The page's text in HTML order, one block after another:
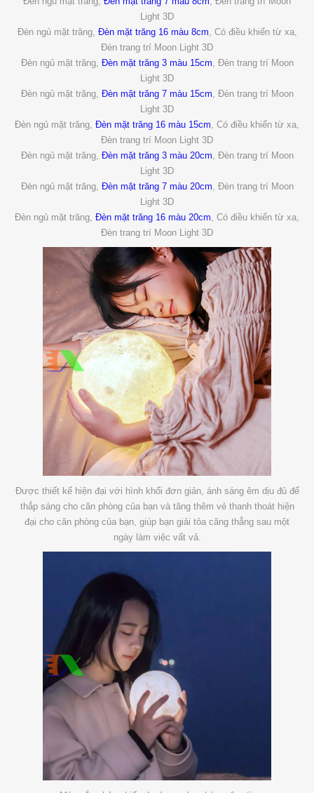
Light 3D
Đèn ngủ mặt trăng, Đèn mặt trăng 16 màu 8cm , Có điều khiển từ xa,
Đèn trang trí Moon Light 3D
Đèn ngủ mặt trăng, Đèn mặt trăng 3 màu 15cm , Đèn trang trí Moon
Light 3D
Đèn ngủ mặt trăng, Đèn mặt trăng 7 màu 15cm , Đèn trang trí Moon
Light 3D
Đèn ngủ mặt trăng, Đèn mặt trăng 16 màu 15cm , Có điều khiển từ xa,
Đèn trang trí Moon Light 3D
Đèn ngủ mặt trăng, Đèn mặt trăng 3 màu 20cm , Đèn trang trí Moon
Light 3D
Đèn ngủ mặt trăng, Đèn mặt trăng 7 màu 20cm , Đèn trang trí Moon
Light 3D
Đèn ngủ mặt trăng, Đèn mặt trăng 16 màu 20cm , Có điều khiển từ xa,
Đèn trang trí Moon Light 3D
Được thiết kế hiện đại với hình khối đơn giản, ánh sáng êm dịu đủ để
thắp sáng cho căn phòng của bạn và tăng thêm vẻ thanh thoát hiện
đại cho căn phòng của bạn, giúp bạn giải tỏa căng thẳng sau một
ngày làm việc vất vả.